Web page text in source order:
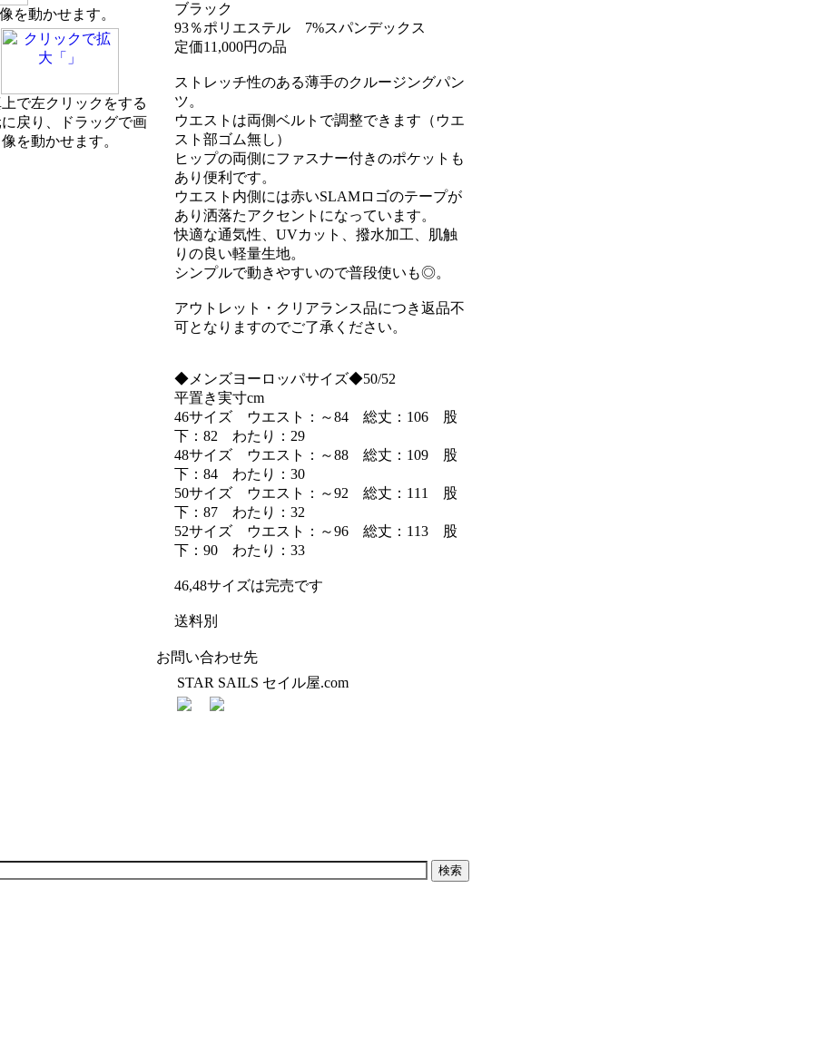
ブラック
93％ポリエステル 7%スパンデックス
定価11,000円の品
ストレッチ性のある薄手のクルージングパン
ツ。
ウエストは両側ベルトで調整できます（ウエ
スト部ゴム無し）
ヒップの両側にファスナー付きのポケットも
あり便利です。
ウエスト内側には赤いSLAMロゴのテープが
あり洒落たアクセントになっています。
快適な通気性、UVカット、撥水加工、肌触
りの良い軽量生地。
シンプルで動きやすいので普段使いも◎。
アウトレット・クリアランス品につき返品不
可となりますのでご了承ください。
◆メンズヨーロッパサイズ◆50/52
平置き実寸cm
46サイズ ウエスト：～84 総丈：106 股
下：82 わたり：29
48サイズ ウエスト：～88 総丈：109 股
下：84 わたり：30
50サイズ ウエスト：～92 総丈：111 股
下：87 わたり：32
52サイズ ウエスト：～96 総丈：113 股
下：90 わたり：33
46,48サイズは完売です
送料別
お問い合わせ先
STAR SAILS セイル屋.com
を動かせます。
で左クリックをする
に戻り、ドラッグで画
像を動かせます。